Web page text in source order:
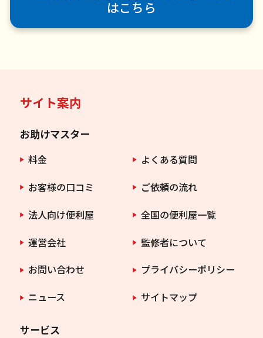
はこちら
サイト案内
お助けマスター
料金
よくある質問
お客様の口コミ
ご依頼の流れ
法人向け便利屋
全国の便利屋一覧
運営会社
監修者について
お問い合わせ
プライバシーポリシー
ニュース
サイトマップ
サービス